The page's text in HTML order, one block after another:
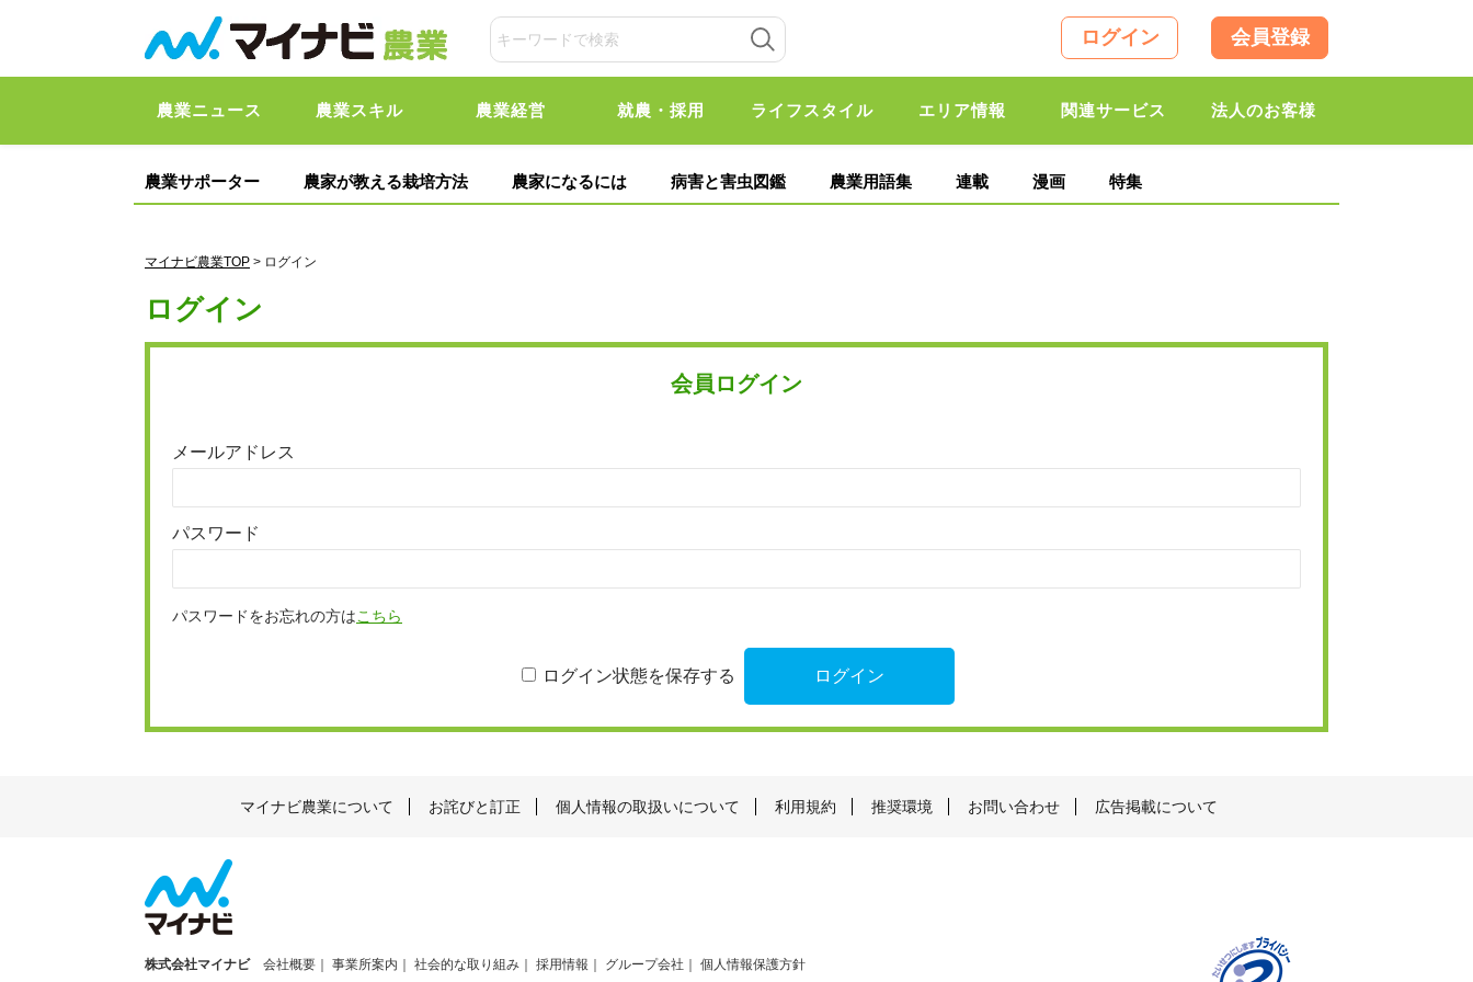
ログイン 会員登録
農業ニュース 農業スキル 農業経営 就農・採用 ライフスタイル エリア情報 関連サービス 法人のお客様
農業サポーター 農家が教える栽培方法 農家になるには 病害と害虫図鑑 農業用語集 連載 漫画 特集
マイナビ農業TOP > ログイン
ログイン
会員ログイン
メールアドレス
パスワード
パスワードをお忘れの方はこちら
ログイン状態を保存する
マイナビ農業について お詫びと訂正 個人情報の取扱いについて 利用規約 推奨環境 お問い合わせ 広告掲載について
株式会社マイナビ 会社概要 事業所案内 社会的な取り組み 採用情報 グループ会社 個人情報保護方針